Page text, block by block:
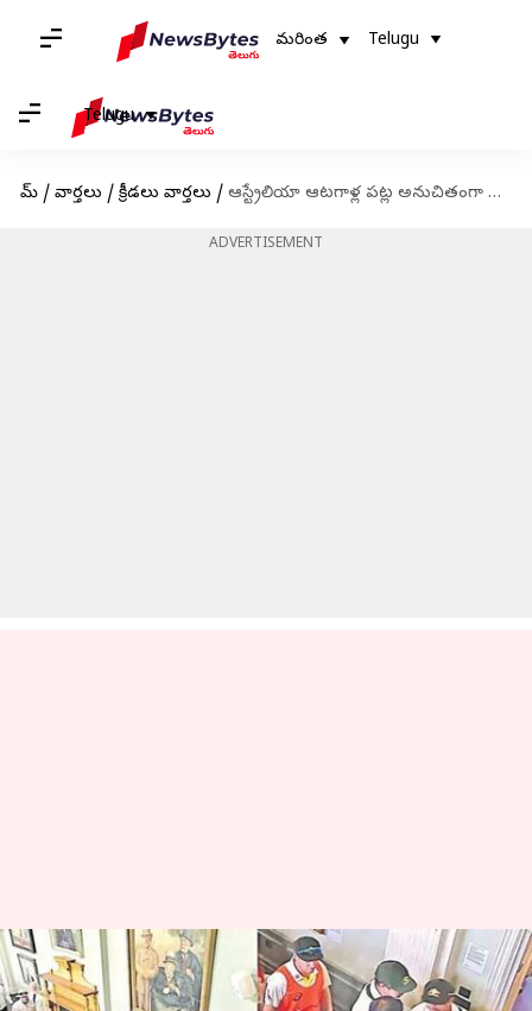
మరింత Telugu
Telugu
హోమ్ / వార్తలు / క్రీడలు వార్తలు / ఆస్ట్రేలియా ఆటగాళ్ల పట్ల అనుచితంగా ప్రవర్తించిన ముగ్గురిపై వేటు
ADVERTISEMENT
ఆస్ట్రేలియా ఆటగాళ్ల పట్ల
అనుచితంగా ప్రవర్తించిన ముగ్గురిపై